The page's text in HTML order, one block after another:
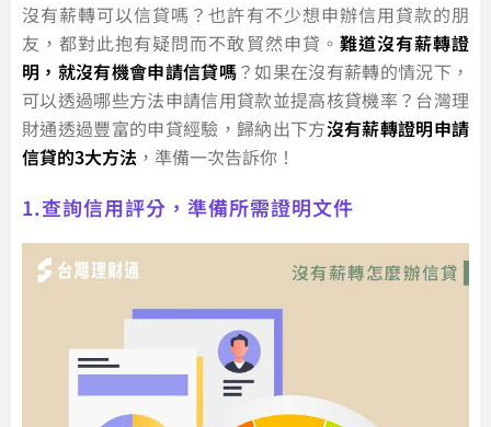
沒有薪轉可以信貸嗎？也許有不少想申辦信用貸款的朋
友，都對此抱有疑問而不敢貿然申貸。 難道沒有薪轉證
明，就沒有機會申請信貸嗎？如果在沒有薪轉的情況下，
可以透過哪些方法申請信用貸款並提高核貸機率？台灣理
財通透過豐富的申貸經驗，歸納出下方沒有薪轉證明申請
信貸的3大方法 ，準備一次告訴你！
1.查詢信用評分，準備所需證明文件